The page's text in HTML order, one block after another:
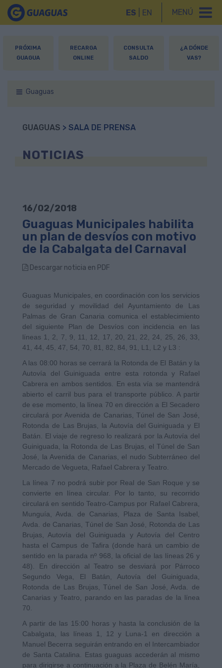
MENÚ
ES EN
PRÓXIMA
GUAGUA
RECARGA
ONLINE
CONSULTA
SALDO
¿A DÓNDE
VAS?
Guaguas
GUAGUAS > SALA DE PRENSA
NOTICIAS
16/02/2018
Guaguas Municipales habilita
un plan de desvíos con motivo
de la Cabalgata del Carnaval
Descargar noticia en PDF
Guaguas Municipales, en coordinación con los servicios
de seguridad y movilidad del Ayuntamiento de Las
Palmas de Gran Canaria comunica el establecimiento
del siguiente Plan de Desvíos con incidencia en las
líneas 1, 2, 7, 9, 11, 12, 17, 20, 21, 22, 24, 25, 26, 33,
41, 44, 45, 47, 54, 70, 81, 82, 84, 91, L1, L2 y L3 :
A las 08:00 horas se cerrará la Rotonda de El Batán y la
Autovía del Guiniguada entre esta rotonda y Rafael
Cabrera en ambos sentidos. En esta vía se mantendrá
abierto el carril bus para el transporte público. A partir
de ese momento, la línea 70 en dirección a El Secadero
circulará por Avenida de Canarias, Túnel de San José,
Rotonda de Las Brujas, la Autovía del Guiniguada y El
Batán. El viaje de regreso lo realizará por la Autovía del
Guiniguada, la Rotonda de Las Brujas, el Túnel de San
José, la Avenida de Canarias, el nudo Subterráneo del
Mercado de Vegueta, Rafael Cabrera y Teatro.
La línea 7 no podrá subir por Real de San Roque y se
convierte en línea circular. Por lo tanto, su recorrido
circulará en sentido Teatro-Campus por Rafael Cabrera,
Munguía, Avda. de Canarias, Plaza de Santa Isabel,
Avda. de Canarias, Túnel de San José, Rotonda de Las
Brujas, Autovía del Guiniguada y Autovía del Centro
hasta el Campus de Tafira (donde hará un cambio de
sentido en la parada nº 968, la oficial de las líneas 26 y
48). En dirección al Teatro se desviará por Párroco
Segundo Vega, El Batán, Autovía del Guiniguada,
Rotonda de Las Brujas, Túnel de San José, Avda. de
Canarias y Teatro, parando en las paradas de la línea
70.
A partir de las 15:00 horas y hasta la conclusión de la
Cabalgata, las líneas 1, 12 y Luna-1 en dirección a
Manuel Becerra seguirán entrando en el Intercambiador
de Santa Catalina. Estas guaguas accederán al mismo
para dirigirse a continuación a la Plaza de Belén María,